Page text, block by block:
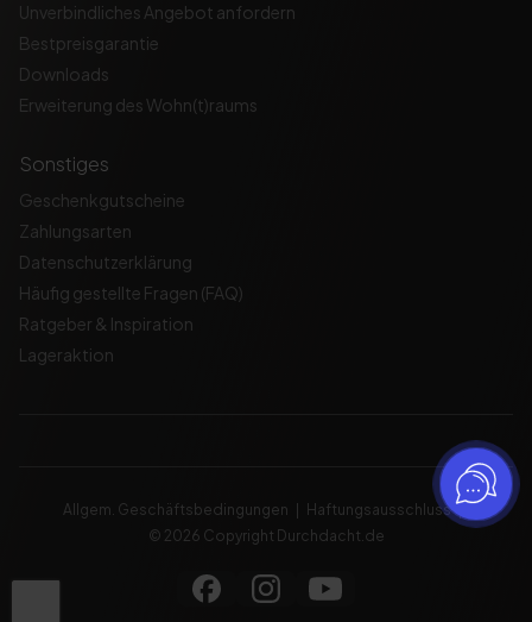
Unverbindliches Angebot anfordern
Bestpreisgarantie
Downloads
Erweiterung des Wohn(t)raums
Sonstiges
Geschenkgutscheine
Zahlungsarten
Datenschutzerklärung
Häufig gestellte Fragen (FAQ)
Ratgeber & Inspiration
Lageraktion
Allgem. Geschäftsbedingungen
Haftungsausschluss
© 2026 Copyright Durchdacht.de